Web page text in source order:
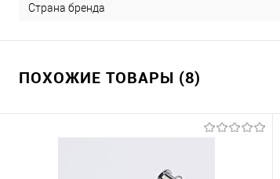
Страна бренда
ПОХОЖИЕ ТОВАРЫ (8)